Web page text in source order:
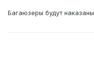
Багаюзеры будут наказаны